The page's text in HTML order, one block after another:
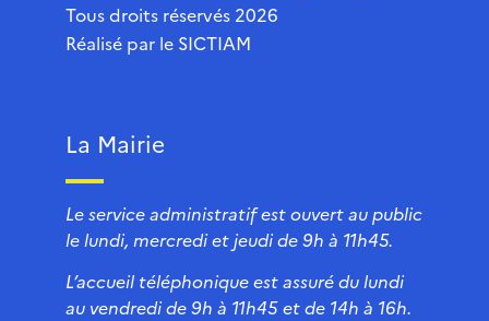
Tous droits réservés 2026
Réalisé par le SICTIAM
La Mairie
Le service administratif est ouvert au public
le lundi, mercredi et jeudi de 9h à 11h45.
L’accueil téléphonique est assuré du lundi
au vendredi de 9h à 11h45 et de 14h à 16h.